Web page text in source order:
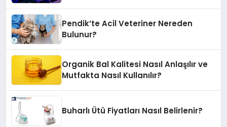
Pendik’te Acil Veteriner Nereden
Bulunur?
Organik Bal Kalitesi Nasıl Anlaşılır ve
Mutfakta Nasıl Kullanılır?
Buharlı Ütü Fiyatları Nasıl Belirlenir?